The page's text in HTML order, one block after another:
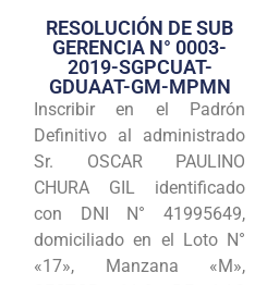
Transparencia
Seguridad
Programas
Intranet
RESOLUCIÓN DE SUB
GERENCIA N° 0003-
2019-SGPCUAT-
GDUAAT-GM-MPMN
Inscribir en el Padrón
Definitivo al administrado
Sr. OSCAR PAULINO
CHURA GIL identificado
con DNI N° 41995649,
domiciliado en el Loto N°
«17», Manzana «M»,